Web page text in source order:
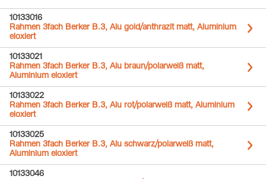
10133016
Rahmen 3fach Berker B.3, Alu gold/anthrazit matt, Aluminium
eloxiert
10133021
Rahmen 3fach Berker B.3, Alu braun/polarweiß matt,
Aluminium eloxiert
10133022
Rahmen 3fach Berker B.3, Alu rot/polarweiß matt, Aluminium
eloxiert
10133025
Rahmen 3fach Berker B.3, Alu schwarz/polarweiß matt,
Aluminium eloxiert
10133046